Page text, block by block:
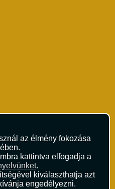
az élmény fokozása
kattintva elfogadja a
.
kiválaszthatja azt
engedélyezni.
Feltételek